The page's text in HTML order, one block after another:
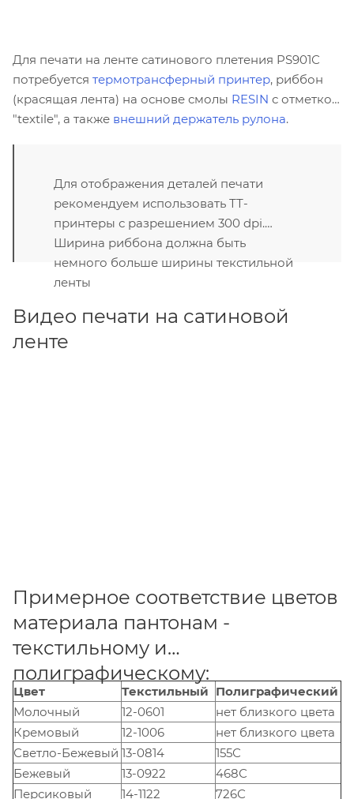
Для печати на ленте сатинового плетения PS901С
потребуется термотрансферный принтер, риббон
(красящая лента) на основе смолы RESIN с отметкой
"textile", а также внешний держатель рулона.
Для отображения деталей печати
рекомендуем использовать ТТ-
принтеры с разрешением 300 dpi.
Ширина риббона должна быть
немного больше ширины текстильной
ленты
Видео печати на сатиновой
ленте
Примерное соответствие цветов
материала пантонам -
текстильному и
полиграфическому:
Цвет Текстильный Полиграфический
Молочный
12-0601
нет близкого цвета
Кремовый
12-1006
нет близкого цвета
Светло-Бежевый 13-0814
155С
Бежевый
13-0922
468С
Персиковый
14-1122 726С